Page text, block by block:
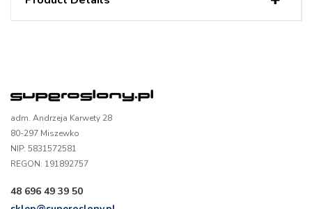
adm. Andrzeja Karwety 28
80-297 Miszewko
NIP: 5831572581
REGON: 191892757
48 696 49 39 50